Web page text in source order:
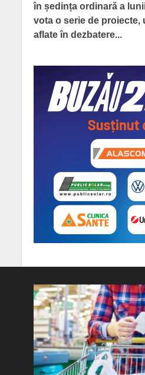
în ședința ordinară a
vota o serie de proiecte,
aflate în dezbatere...